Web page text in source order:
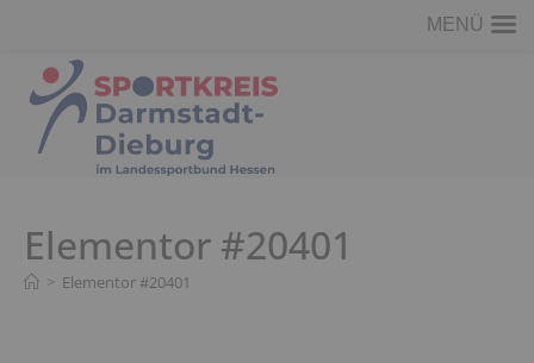
Elementor #20401
> Elementor #20401
MENÜ